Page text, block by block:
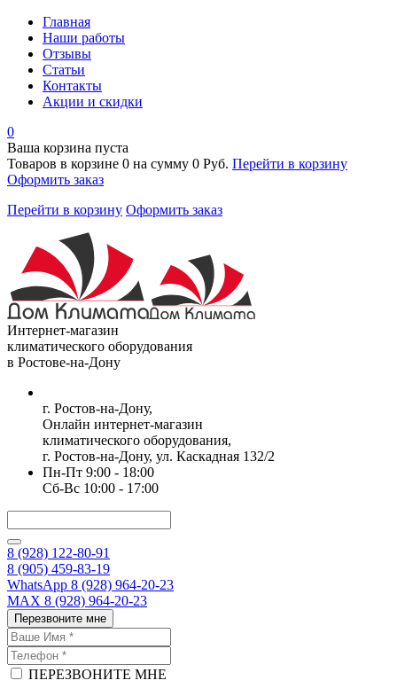
Главная
Наши работы
Отзывы
Статьи
Контакты
Акции и скидки
0
Ваша корзина пуста
Товаров в корзине 0 на сумму 0 Руб. Перейти в корзину
Оформить заказ
Перейти в корзину Оформить заказ
Интернет-магазин
климатического оборудования
в Ростове-на-Дону
г. Ростов-на-Дону,
Онлайн интернет-магазин
климатического оборудования,
г. Ростов-на-Дону, ул. Каскадная 132/2
Пн-Пт 9:00 - 18:00
Сб-Вс 10:00 - 17:00
8 (928) 122-80-91
8 (905) 459-83-19
WhatsApp 8 (928) 964-20-23
MAX 8 (928) 964-20-23
Перезвоните мне
ПЕРЕЗВОНИТЕ МНЕ